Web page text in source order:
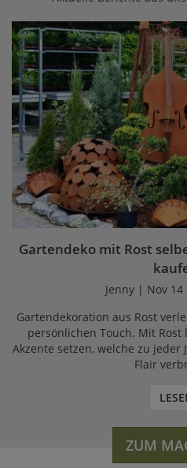
Gartendeko mit Rost
Jenny | Nov 14
Gartendekoration aus Rost
persönlichen Touch. Mit
Akzente setzen, welche zu
Flair
ZUM